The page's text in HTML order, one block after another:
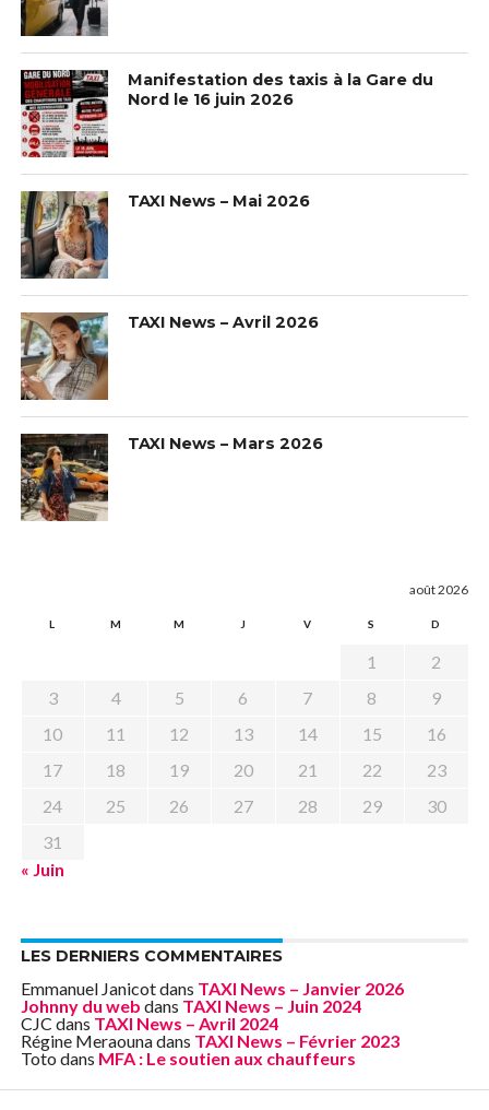
Manifestation des taxis à la Gare du
Nord le 16 juin 2026
TAXI News – Mai 2026
TAXI News – Avril 2026
TAXI News – Mars 2026
août 2026
L M M J V S D
1
2
3
4 5 6 7 8
9
10
11 12 13 14 15
16
17
18 19 20 21 22
23
24
25 26 27 28 29
30
31
« Juin
LES DERNIERS COMMENTAIRES
Emmanuel Janicotdans TAXI News – Janvier 2026
Johnny du web dans TAXI News – Juin 2024
CJC dans TAXI News – Avril 2024
Régine Meraounadans TAXI News – Février 2023
Toto dans MFA : Le soutien aux chauffeurs